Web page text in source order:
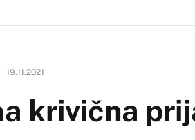
19.11.2021
krivična